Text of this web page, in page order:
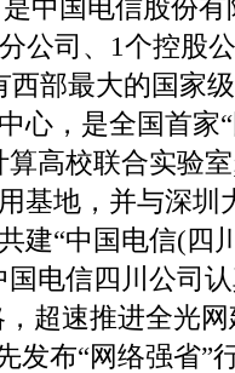
中国电信股份
公司、1个控股
西部最大的国家
，是全国首家
高校联合实验
基地，并与深圳
建“中国电信(四
国电信四川公司
，超速推进全光
发布“网络强省”